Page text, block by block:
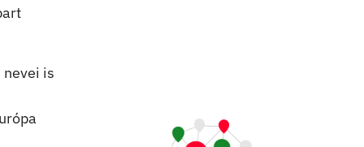
nevei is